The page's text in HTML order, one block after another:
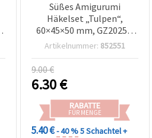
Süßes Amigurumi
Häkelset „Tulpen“,
60×45×50 mm, GZ2025 –
Wunderschönes &
Häkelprojekt, ideal als
DIY-Handgeschenk und
frühlingshafte Deko
Artikelnummer: 852551
9.00 €
6.30€
RABATTE
FÜR MENGE
5.40 €- 40 %5 Schachtel +